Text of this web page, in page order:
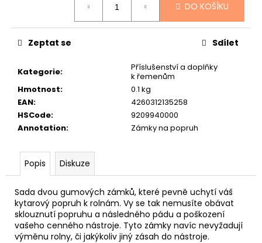
DO KOŠÍKU
Kategorie:
Příslušenství a doplňky
k řemenům
Hmotnost:
0.1 kg
EAN:
4260312135258
HSCode:
9209940000
Annotation: Zámky na popruh
Zeptat se Sdílet
Popis Diskuze
Sada dvou gumových zámků, které pevně uchytí váš
kytarový popruh k rolnám. Vy se tak nemusíte obávat
sklouznutí popruhu a následného pádu a poškození
vašeho cenného nástroje. Tyto zámky navíc nevyžadují
výměnu rolny, či jakýkoliv jiný zásah do nástroje.
č
u
e
m
e
SENCOR
KYTAROVÁ
DIGITÁLNÍ
SDT-
7
350
Kč